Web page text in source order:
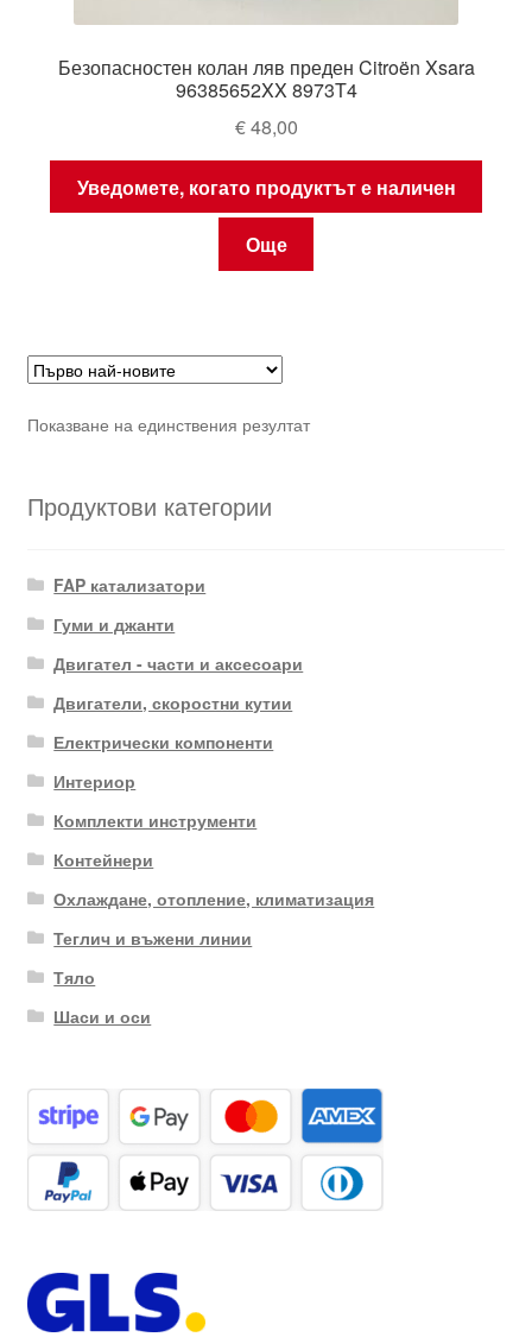
Безопасностен колан ляв преден Citroën Xsara
96385652XX 8973T4
€48,00
Уведомете, когато продуктът е наличен
Още
Показване на единствения резултат
Продуктови категории
FAP катализатори
Гуми и джанти
Двигател - части и аксесоари
Двигатели, скоростни кутии
Електрически компоненти
Интериор
Комплекти инструменти
Контейнери
Охлаждане, отопление, климатизация
Теглич и въжени линии
Тяло
Шаси и оси